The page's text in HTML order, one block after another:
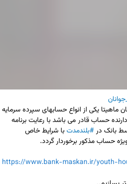
حساب قادر می باشد با رعایت برنامه
بانک در #بلندمدت
https://www.bank-maskan.ir/youth-